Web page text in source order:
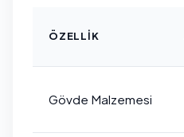
ÖZELLIK
Gövde Malzemesi